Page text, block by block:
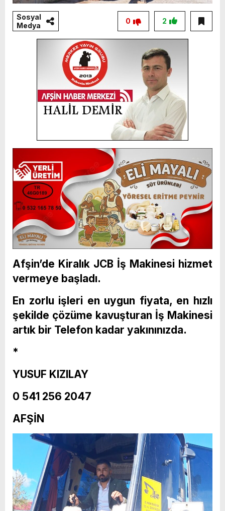
Sosyal
Medya
2
0
Afşin’de Kiralık JCB İş Makinesi hizmet
vermeye başladı.
En zorlu işleri en uygun fiyata, en hızlı
şekilde çözüme kavuşturan İş Makinesi
artık bir Telefon kadar yakınınızda.
*
YUSUF KIZILAY
0 541 256 2047
AFŞİN